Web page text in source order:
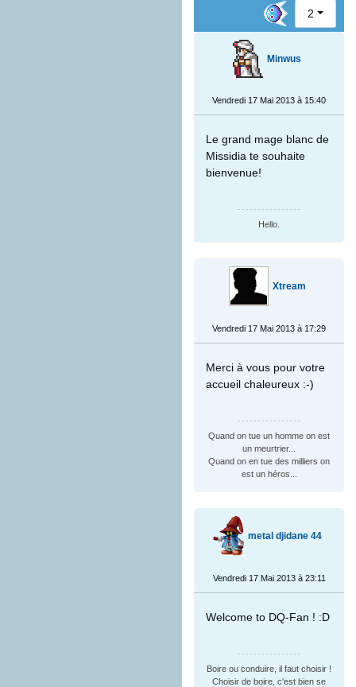
2
Minwus
Vendredi 17 Mai 2013 à 15:40
Le grand mage blanc de
Missidia te souhaite
bienvenue!
Hello.
Xtream
Vendredi 17 Mai 2013 à 17:29
Merci à vous pour votre
accueil chaleureux :-)
Quand on tue un homme on est
un meurtrier...
Quand on en tue des milliers on
est un héros...
metal djidane 44
Vendredi 17 Mai 2013 à 23:11
Welcome to DQ-Fan ! :D
Boire ou conduire, il faut choisir !
Choisir de boire, c'est bien se